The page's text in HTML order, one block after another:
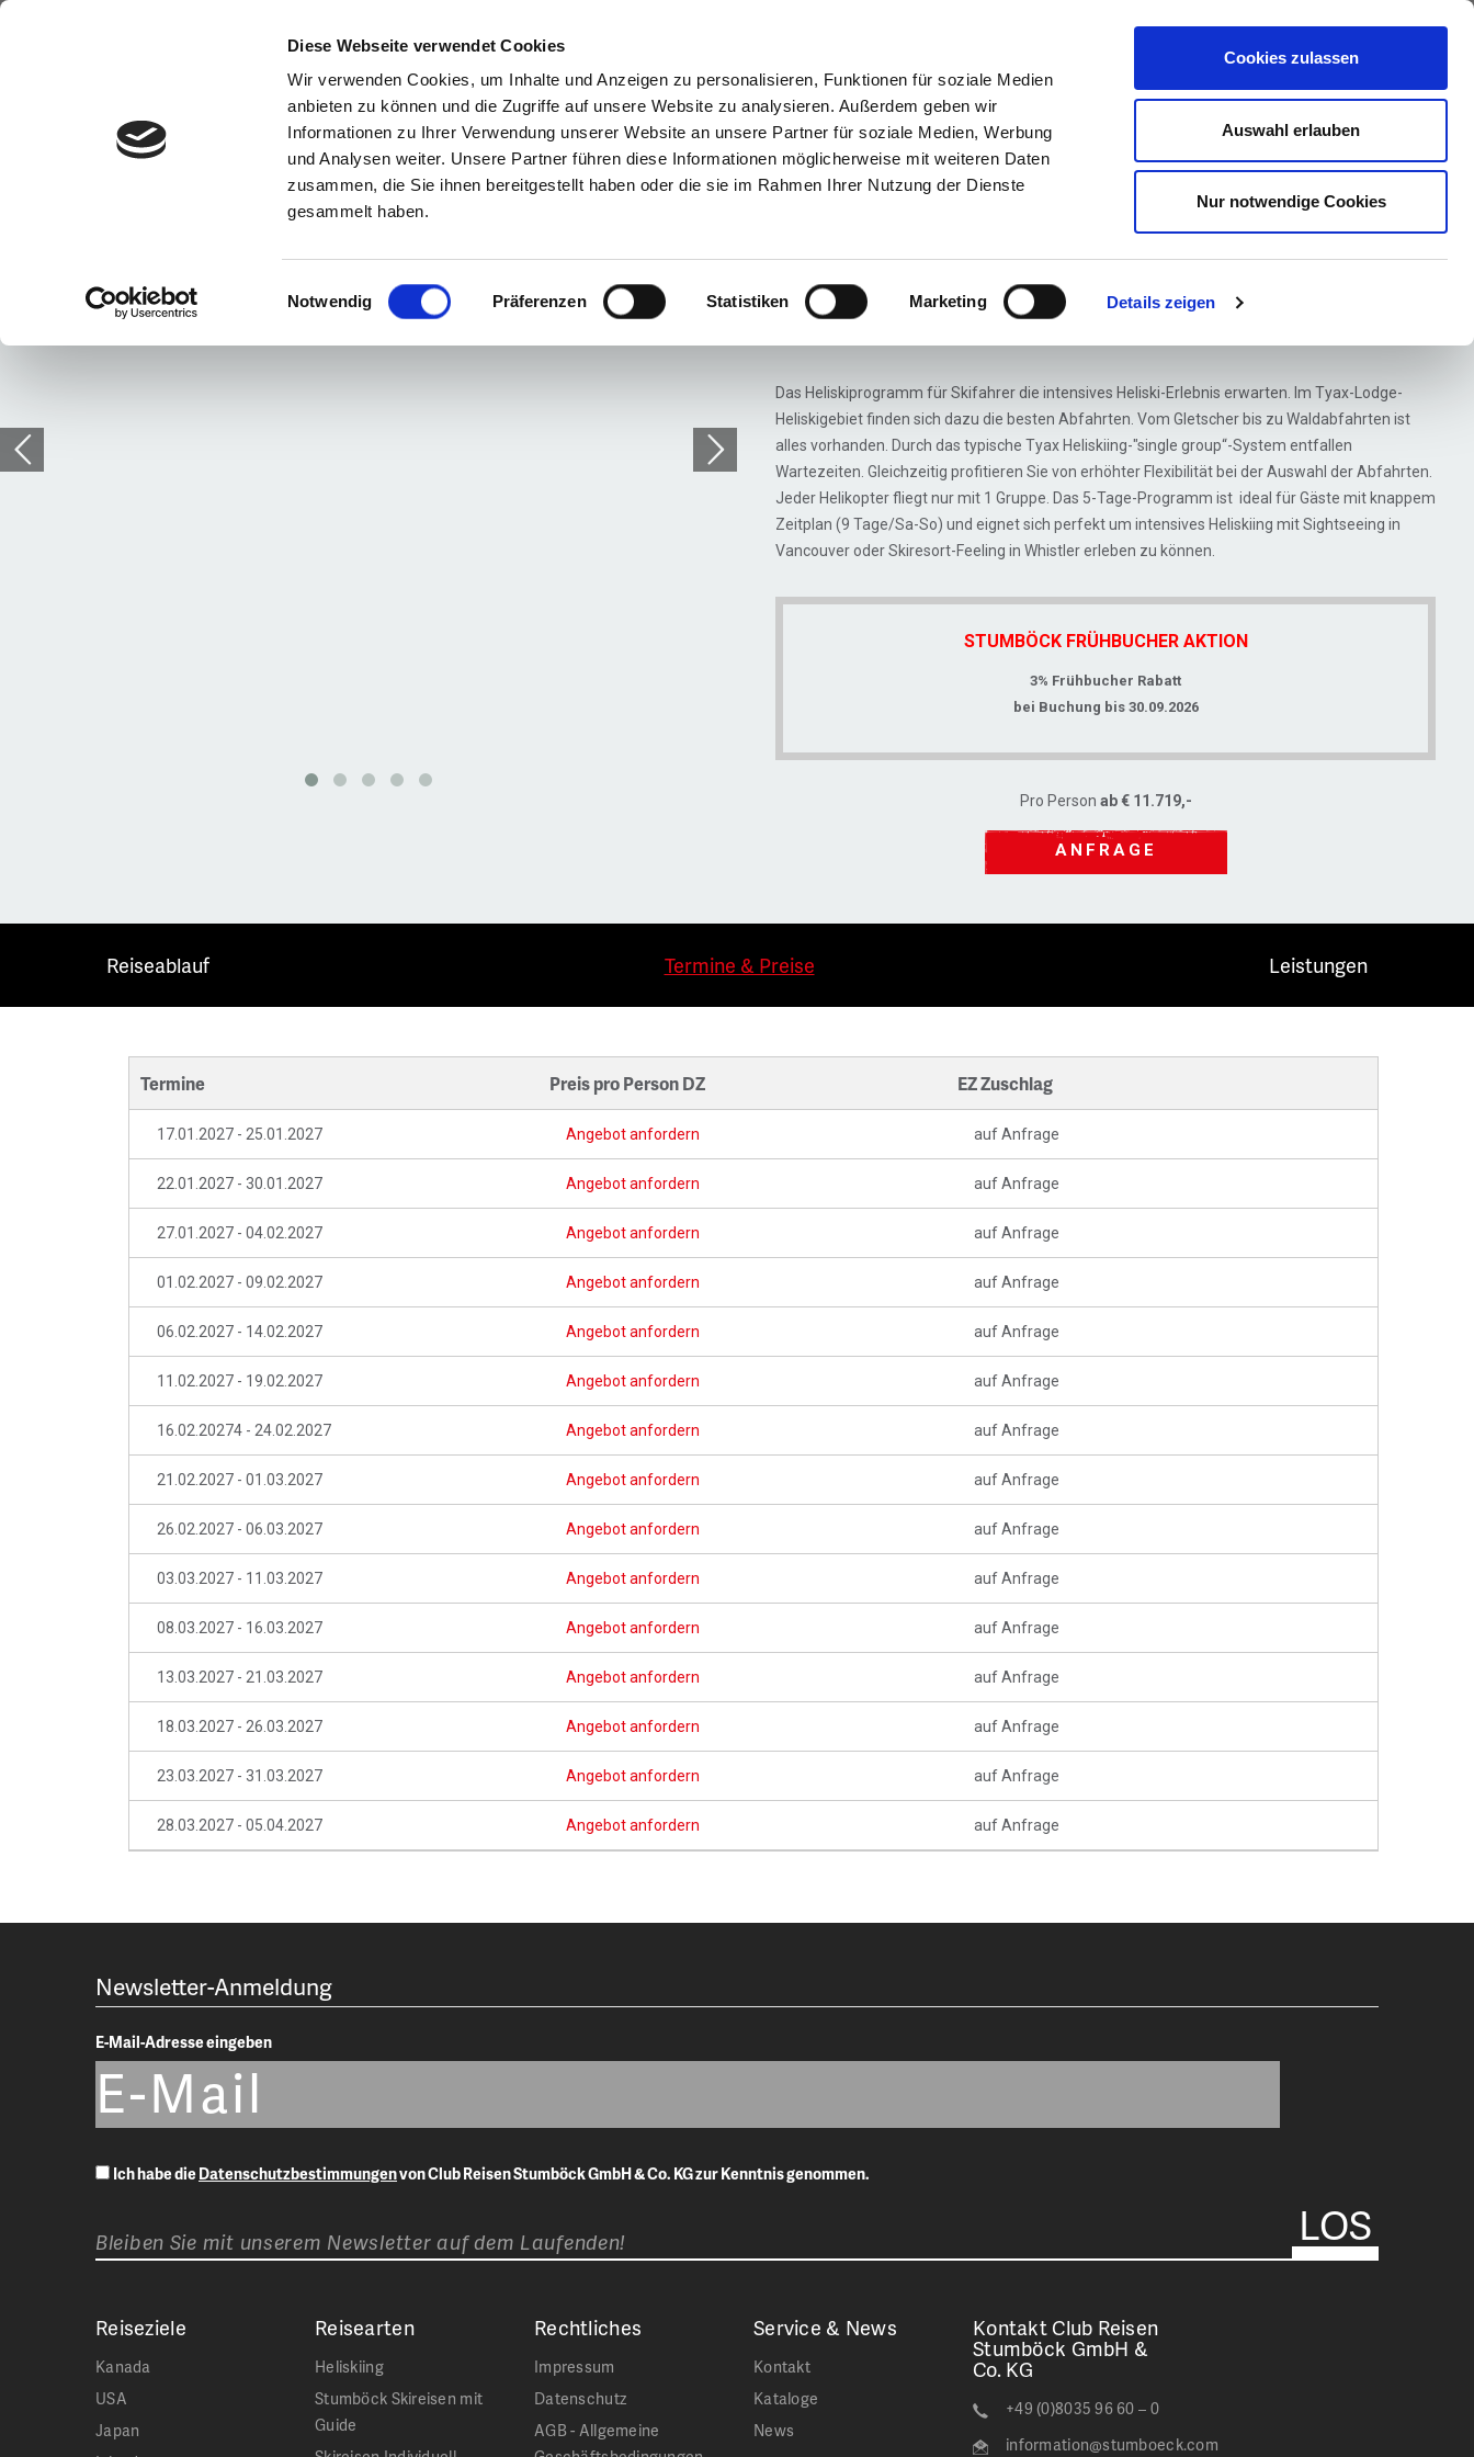
Diese Webseite verwendet Cookies
Wir verwenden Cookies, um Inhalte und Anzeigen zu personalisieren, Funktionen für soziale Medien
anbieten zu können und die Zugriffe auf unsere Website zu analysieren. Außerdem geben wir
Informationen zu Ihrer Verwendung unserer Website an unsere Partner für soziale Medien, Werbung
und Analysen weiter. Unsere Partner führen diese Informationen möglicherweise mit weiteren Daten
zusammen, die Sie ihnen bereitgestellt haben oder die sie im Rahmen Ihrer Nutzung der Dienste
gesammelt haben.
Einwilligungsauswahl
Notwendig Präferenzen Statistiken Marketing Details zeigen
Cookies zulassen
Auswahl erlauben
Nur notwendige Cookies
Anfragen
Tyax Lodge Heliskiing
5 Day Single Group
Package
Das Heliskiprogramm für Skifahrer die intensives Heliski-Erlebnis erwarten. Im Tyax-Lodge-
Heliskigebiet finden sich dazu die besten Abfahrten. Vom Gletscher bis zu Waldabfahrten ist
alles vorhanden. Durch das typische Tyax Heliskiing-"single group“-System entfallen
Wartezeiten. Gleichzeitig profitieren Sie von erhöhter Flexibilität bei der Auswahl der Abfahrten.
Jeder Helikopter fliegt nur mit 1 Gruppe. Das 5-Tage-Programm ist ideal für Gäste mit knappem
Zeitplan (9 Tage/Sa-So) und eignet sich perfekt um intensives Heliskiing mit Sightseeing in
Vancouver oder Skiresort-Feeling in Whistler erleben zu können.
STUMBÖCK FRÜHBUCHER AKTION
3% Frühbucher Rabatt
bei Buchung bis 30.09.2026
Pro Person ab € 11.719,-
ANFRAGE
Reiseablauf Termine & Preise Leistungen
Termine Preis pro Person DZ EZ Zuschlag
17.01.2027 - 25.01.2027 Angebot anfordern auf Anfrage
22.01.2027 - 30.01.2027 Angebot anfordern auf Anfrage
27.01.2027 - 04.02.2027 Angebot anfordern auf Anfrage
01.02.2027 - 09.02.2027 Angebot anfordern auf Anfrage
06.02.2027 - 14.02.2027 Angebot anfordern auf Anfrage
11.02.2027 - 19.02.2027 Angebot anfordern auf Anfrage
16.02.20274 - 24.02.2027 Angebot anfordern auf Anfrage
21.02.2027 - 01.03.2027 Angebot anfordern auf Anfrage
26.02.2027 - 06.03.2027 Angebot anfordern auf Anfrage
03.03.2027 - 11.03.2027 Angebot anfordern auf Anfrage
08.03.2027 - 16.03.2027 Angebot anfordern auf Anfrage
13.03.2027 - 21.03.2027 Angebot anfordern auf Anfrage
18.03.2027 - 26.03.2027 Angebot anfordern auf Anfrage
23.03.2027 - 31.03.2027 Angebot anfordern auf Anfrage
28.03.2027 - 05.04.2027 Angebot anfordern auf Anfrage
Newsletter-Anmeldung
E-Mail-Adresse eingeben
Ich habe dieDatenschutzbestimmungenvon Club Reisen Stumböck GmbH & Co. KG zur Kenntnis genommen.
Bleiben Sie mit unserem Newsletter auf dem Laufenden!
Reiseziele
Kanada
USA
Japan
Reisearten
Heliskiing
Stumböck Skireisen mit
Guide
Rechtliches
Impressum
Datenschutz
AGB - Allgemeine
Service & News
Kontakt
Kataloge
News
Kontakt Club Reisen
Stumböck GmbH &
Co. KG
+49 (0)8035 96 60 – 0
information@stumboeck.com